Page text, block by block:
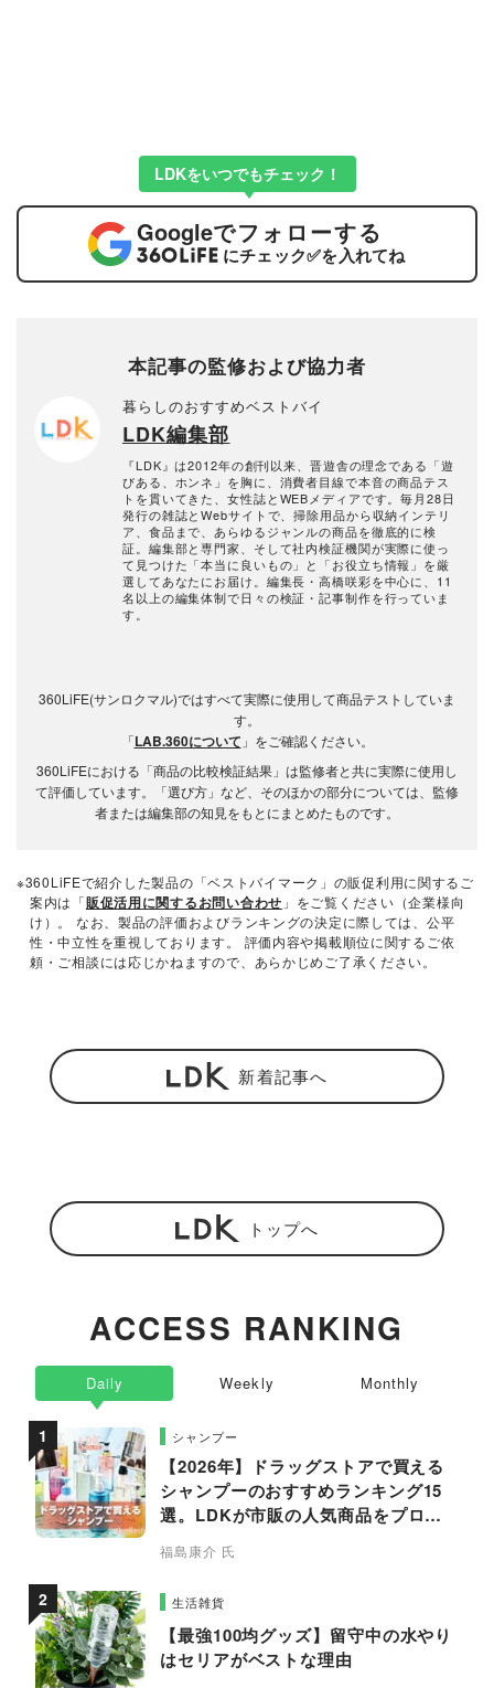
LDKをいつでもチェック！
Googleでフォローする
にチェック✅を入れてね
本記事の監修および協力者
暮らしのおすすめベストバイ
LDK編集部
『LDK』は2012年の創刊以来、晋遊舎の理念である「遊
びある、ホンネ」を胸に、消費者目線で本音の商品テス
トを貫いてきた、女性誌とWEBメディアです。毎月28日
発行の雑誌とWebサイトで、掃除用品から収納インテリ
ア、食品まで、あらゆるジャンルの商品を徹底的に検
証。編集部と専門家、そして社内検証機関が実際に使っ
て見つけた「本当に良いもの」と「お役立ち情報」を厳
選してあなたにお届け。編集長・高橋咲彩を中心に、11
名以上の編集体制で日々の検証・記事制作を行っていま
す。
360LiFE(サンロクマル)ではすべて実際に使用して商品テストしていま
す。
「LAB.360について 」をご確認ください。
360LiFEにおける「商品の比較検証結果」は監修者と共に実際に使用し
て評価しています。「選び方」など、そのほかの部分については、監修
者または編集部の知見をもとにまとめたものです。
※360LiFEで紹介した製品の「ベストバイマーク」の販促利用に関するご
案内は「販促活用に関するお問い合わせ 」をご覧ください（企業様向
け）。 なお、製品の評価およびランキングの決定に際しては、公平
性・中立性を重視しております。 評価内容や掲載順位に関するご依
頼・ご相談には応じかねますので、あらかじめご了承ください。
新着記事へ
トップへ
ACCESS RANKING
Daily
シャンプー
【2026年】ドラッグストアで買える
シャンプーのおすすめランキング15
選。LDKが市販の人気商品をプロと
福島康介 氏
生活雑貨
【最強100均グッズ】留守中の水やり
はセリアがベストな理由
Weekly Monthly